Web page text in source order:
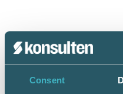
Consent